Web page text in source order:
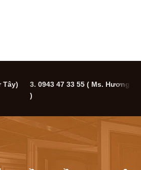
Tây) 3. 0943 47 33 55 ( Ms. Hương
)